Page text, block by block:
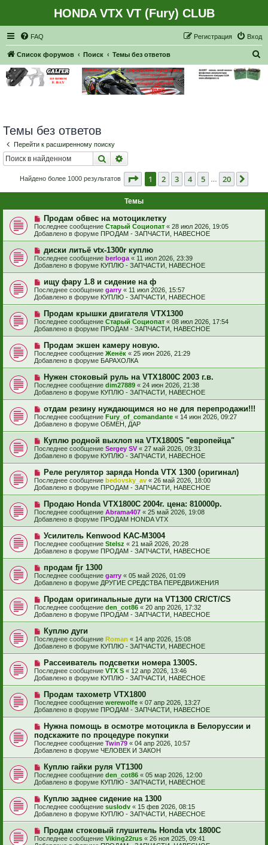
HONDA VTX VT (Fury) CLUB
FAQ Вход
Регистрация
Список форумов Поиск Темы без ответов
Темы без ответов
Перейти к расширенному поиску
Поиск
Найдено более 1000 результатов Страница из 20
1 2 3 4 5 20
Темы
Н
о
в
с
о
о
б
щ
е
н
и
е
Продам обвес на мотоциклетку
Последнее сообщение Старый Социопат « 28 июл 2026, 19:05
Добавлено в форуме ПРОДАМ - ЗАПЧАСТИ, НАВЕСНОЕ
Н
о
в
с
о
о
б
щ
е
н
и
е
диски литьё vtx-1300r куплю
Последнее сообщение berloga « 11 июл 2026, 23:39
Добавлено в форуме КУПЛЮ - ЗАПЧАСТИ, НАВЕСНОЕ
Н
о
в
е
с
о
о
б
щ
е
н
и
е
ищу фару 1.8 и сидение на ф
Последнее сообщение garry « 11 июл 2026, 15:57
Добавлено в форуме КУПЛЮ - ЗАПЧАСТИ, НАВЕСНОЕ
Н
о
в
е
с
о
о
б
щ
е
н
и
Продам крышки двигателя VTX1300
Последнее сообщение Старый Социопат « 08 июл 2026, 17:54
Добавлено в форуме ПРОДАМ - ЗАПЧАСТИ, НАВЕСНОЕ
Н
о
в
е
с
о
о
б
щ
е
н
и
е
Продам экшен камеру новую.
Последнее сообщение Женёк « 25 июн 2026, 21:29
Добавлено в форуме БАРАХОЛКА
Н
о
в
с
о
о
б
щ
е
н
и
е
Нужен стоковый руль на VTX1800C 2003 г.в.
Последнее сообщение dim27889 « 24 июн 2026, 21:38
Добавлено в форуме КУПЛЮ - ЗАПЧАСТИ, НАВЕСНОЕ
Н
о
в
е
с
о
о
б
щ
е
н
и
е
отдам резину нуждающимся но не для перепродажи!!!
Последнее сообщение Fury_of_comandante « 14 июн 2026, 09:27
Добавлено в форуме ОБМЕН, ДАР
Н
о
в
е
с
о
о
б
щ
е
н
и
е
Куплю родной выхлоп на VTX1800S "европейца"
Последнее сообщение Sergey SV « 27 май 2026, 09:31
Добавлено в форуме КУПЛЮ - ЗАПЧАСТИ, НАВЕСНОЕ
Н
о
в
е
с
о
о
б
щ
е
н
и
Реле регулятор заряда Honda VTX 1300 (оригинал)
Последнее сообщение bedovsky_av « 26 май 2026, 18:00
Добавлено в форуме ПРОДАМ - ЗАПЧАСТИ, НАВЕСНОЕ
Н
о
в
е
с
о
о
б
щ
е
н
и
е
Продаю Honda VTX1800С 2004г. цена: 810000р.
Последнее сообщение Abrama407 « 25 май 2026, 19:08
Добавлено в форуме ПРОДАМ HONDA VTX
Н
о
в
с
о
о
б
щ
е
н
и
е
Усилитель Kenwood KAC-M3004
Последнее сообщение Stelsz « 21 май 2026, 20:28
Добавлено в форуме ПРОДАМ - ЗАПЧАСТИ, НАВЕСНОЕ
Н
о
в
е
с
о
о
б
щ
е
н
и
е
продам fjr 1300
Последнее сообщение garry « 05 май 2026, 01:09
Добавлено в форуме ДРУГИЕ СРЕДСТВА ПЕРЕДВИЖЕНИЯ
Н
о
в
е
с
о
о
б
щ
е
н
и
е
Продам оригинальные дуги на VT1300 CR/CT/CS
Последнее сообщение den_cot86 « 20 апр 2026, 17:32
Добавлено в форуме ПРОДАМ - ЗАПЧАСТИ, НАВЕСНОЕ
Н
о
в
е
с
о
о
б
щ
е
н
и
е
Куплю дуги
Последнее сообщение Roman « 14 апр 2026, 15:08
Добавлено в форуме КУПЛЮ - ЗАПЧАСТИ, НАВЕСНОЕ
Н
о
в
е
с
о
о
б
щ
е
н
и
е
Рассеиватель подсветки номера 1300S.
Последнее сообщение VTX S « 12 апр 2026, 13:46
Добавлено в форуме КУПЛЮ - ЗАПЧАСТИ, НАВЕСНОЕ
Н
о
в
е
с
о
о
б
щ
е
и
е
Продам тахометр VTX1800
Последнее сообщение werewolfe « 07 апр 2026, 13:27
Добавлено в форуме ПРОДАМ - ЗАПЧАСТИ, НАВЕСНОЕ
Н
в
о
е
с
о
б
щ
е
и
е
Нужна помощь в осмотре мотоцикла в Белоруссии и
подскажите по процедуре покупки
Последнее сообщение Twin79 « 04 апр 2026, 10:57
Добавлено в форуме ЧЕЛОВЕК И ЗАКОН
Н
о
в
е
с
о
о
б
щ
е
Куплю гайки руля VT1300
Последнее сообщение den_cot86 « 05 мар 2026, 12:00
Добавлено в форуме КУПЛЮ - ЗАПЧАСТИ, НАВЕСНОЕ
Н
о
в
е
с
о
Куплю заднее сидение на 1300
Последнее сообщение suslodv « 15 фев 2026, 08:15
Добавлено в форуме КУПЛЮ - ЗАПЧАСТИ, НАВЕСНОЕ
Н
о
в
Продам стоковый глушитель Honda vtx 1800C
Последнее сообщение Viking22rus « 26 ноя 2025, 09:41